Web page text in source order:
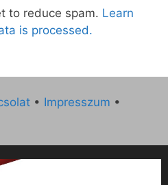
to reduce spam. Learn
is processed.
• Impresszum •